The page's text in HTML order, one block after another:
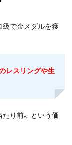
級で金メダルを獲
レスリングや生
たり前〟という価